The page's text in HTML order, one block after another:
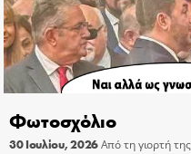
Φωτοσχόλιο
30 Ιουλίου, 2026Από τη γιορτή